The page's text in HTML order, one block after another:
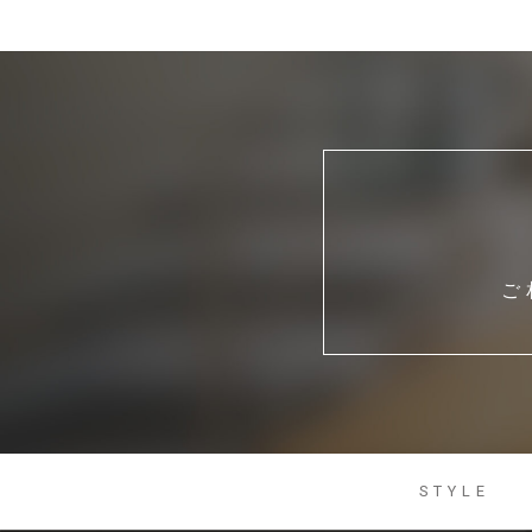
ご
STYLE